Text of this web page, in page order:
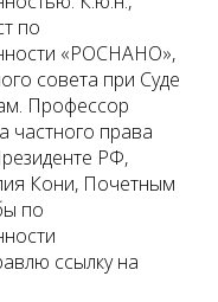
по
«РОСНАНО»,
совета при Суде
Профессор
частного права
РФ,
Кони, Почетным
по
ссылку на